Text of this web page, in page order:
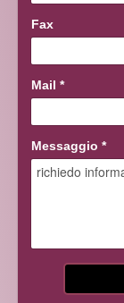
Fax
Mail *
Messaggio *